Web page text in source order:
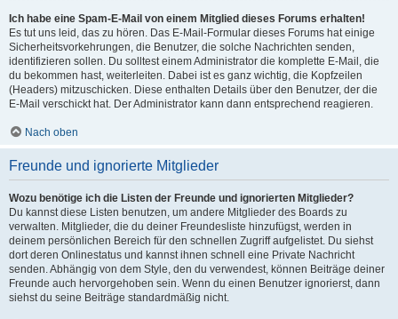
Ich habe eine Spam-E-Mail von einem Mitglied dieses Forums erhalten!
Es tut uns leid, das zu hören. Das E-Mail-Formular dieses Forums hat einige
Sicherheitsvorkehrungen, die Benutzer, die solche Nachrichten senden,
identifizieren sollen. Du solltest einem Administrator die komplette E-Mail, die
du bekommen hast, weiterleiten. Dabei ist es ganz wichtig, die Kopfzeilen
(Headers) mitzuschicken. Diese enthalten Details über den Benutzer, der die
E-Mail verschickt hat. Der Administrator kann dann entsprechend reagieren.
Nach oben
Freunde und ignorierte Mitglieder
Wozu benötige ich die Listen der Freunde und ignorierten Mitglieder?
Du kannst diese Listen benutzen, um andere Mitglieder des Boards zu
verwalten. Mitglieder, die du deiner Freundesliste hinzufügst, werden in
deinem persönlichen Bereich für den schnellen Zugriff aufgelistet. Du siehst
dort deren Onlinestatus und kannst ihnen schnell eine Private Nachricht
senden. Abhängig von dem Style, den du verwendest, können Beiträge deiner
Freunde auch hervorgehoben sein. Wenn du einen Benutzer ignorierst, dann
siehst du seine Beiträge standardmäßig nicht.